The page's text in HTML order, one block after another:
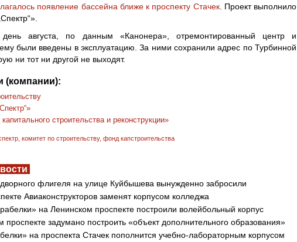
появление бассейна ближе к проспекту Стачек. Проект выполнило
августа, по данным «Канонера», отремонтированный центр и
были введены в эксплуатацию. За ними сохранили адрес по Турбинной
ни тот ни другой не выходят.
(компании):
строительства и реконструкции»
комитет по строительству, фонд капстроительства
флигеля на улице Куйбышева вынужденно забросили
Авиаконструкторов заменят корпусом колледжа
на Ленинском проспекте построили волейбольный корпус
проспекте задумано построить «объект дополнительного образования»
на проспекта Стачек пополнится учебно-лабораторным корпусом